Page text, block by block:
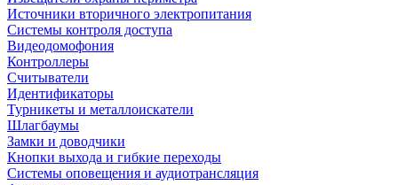
Источники вторичного электропитания
Системы контроля доступа
Видеодомофония
Контроллеры
Считыватели
Идентификаторы
Турникеты и металлоискатели
Шлагбаумы
Замки и доводчики
Кнопки выхода и гибкие переходы
Системы оповещения и аудиотрансляция